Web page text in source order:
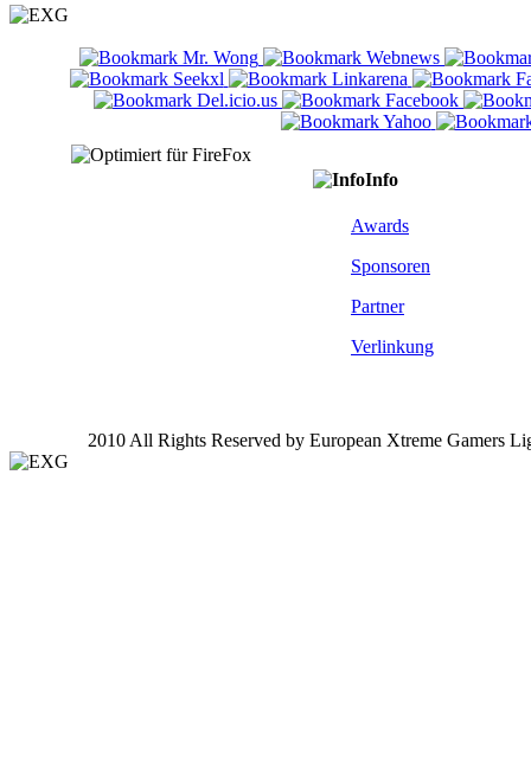
Info
Awards
Sponsoren
Partner
Verlinkung
2010 All Rights Reserved by European Xtreme Gamers